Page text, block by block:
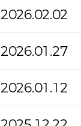
2026.02.02
2026.01.27
2026.01.12